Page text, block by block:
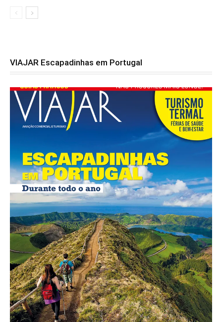
VIAJAR Escapadinhas em Portugal